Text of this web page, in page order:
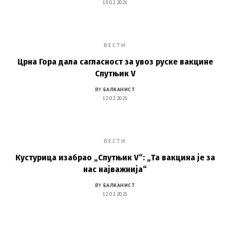
13.02.2021
ВЕСТИ
Црна Гора дала сагласност за увоз руске вакцине
Спутњик V
BY БАЛКАНИСТ
12.02.2021
ВЕСТИ
Кустурица изабрао „Спутњик V“: „Та вакцина је за
нас најважнија“
BY БАЛКАНИСТ
12.02.2021